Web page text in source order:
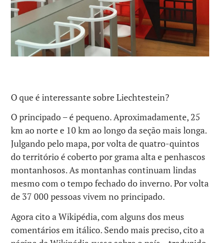
O que é interessante sobre Liechtestein?
O principado – é pequeno. Aproximadamente, 25
km ao norte e 10 km ao longo da seção mais longa.
Julgando pelo mapa, por volta de quatro-quintos
do território é coberto por grama alta e penhascos
montanhosos. As montanhas continuam lindas
mesmo com o tempo fechado do inverno. Por volta
de 37 000 pessoas vivem no principado.
Agora cito a Wikipédia, com alguns dos meus
comentários em itálico. Sendo mais preciso, cito a